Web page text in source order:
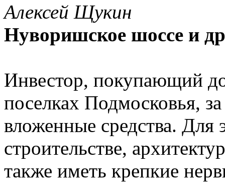
Алексей Щукин
Нуворишское шоссе и
Инвестор, покупающий
поселках Подмосковья,
вложенные средства. Для
строительстве,
также иметь крепкие